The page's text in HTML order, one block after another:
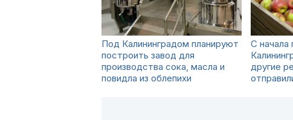
Под Калининградом планируют
построить завод для
производства сока, масла и
повидла из облепихи
С начала
другие